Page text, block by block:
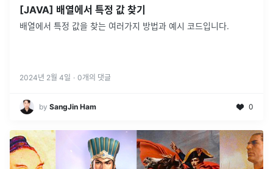
[JAVA] 배열에서 특정 값 찾기
배열에서 특정 값을 찾는 여러가지 방법과 예시 코드입니다.
2024년 2월 4일 · 0개의 댓글
by SangJin Ham 0